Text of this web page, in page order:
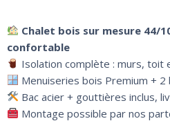
Chalet bois sur mesure 44/
confortable
Isolation complète : murs, toit
Menuiseries bois Premium + 2
Bac acier + gouttières inclus,
Montage possible par nos